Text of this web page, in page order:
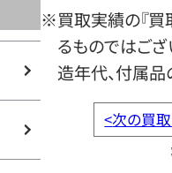
※買取実績の『買
るものではござ
造年代、付属品
<次の買